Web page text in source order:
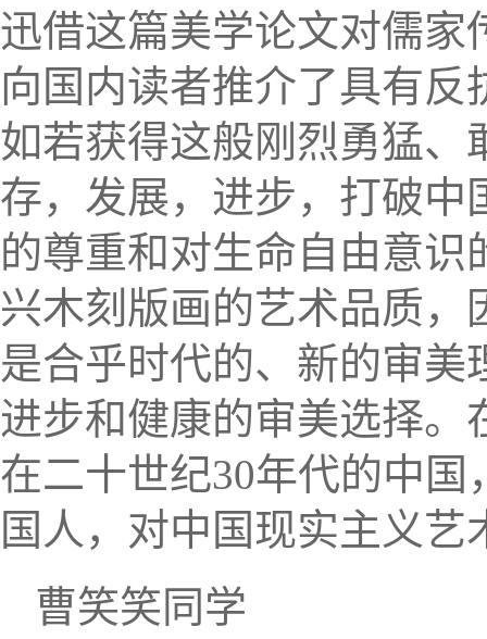
迅借这篇美学论文对儒家
向国内读者推介了具有反
如若获得这般刚烈勇猛、
存，发展，进步，打破中
的尊重和对生命自由意
兴木刻版画的艺术品质
是合乎时代的、新的审美
进步和健康的审美选择
在二十世纪30年代的中国
国人，对中国现实主义艺
曹笑笑同学